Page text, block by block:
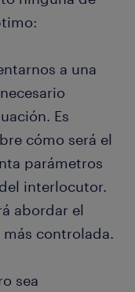
a una
Es
cómo será el
parámetros
interlocutor.
abordar el
controlada.
sea